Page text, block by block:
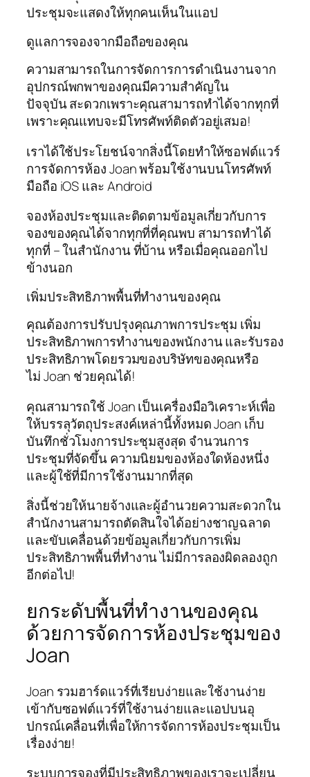
ประชุมจะแสดงให้ทุกคนเห็นในแอป
ดูแลการจองจากมือถือของคุณ
ความสามารถในการจัดการการดำเนินงานจาก
อุปกรณ์พกพาของคุณมีความสำคัญใน
ปัจจุบัน สะดวกเพราะคุณสามารถทำได้จากทุกที่
เพราะคุณแทบจะมีโทรศัพท์ติดตัวอยู่เสมอ!
เราได้ใช้ประโยชน์จากสิ่งนี้โดยทำให้ซอฟต์แวร์
การจัดการห้อง Joan พร้อมใช้งานบนโทรศัพท์
มือถือ iOS และ Android
จองห้องประชุมและติดตามข้อมูลเกี่ยวกับการ
จองของคุณได้จากทุกที่ที่คุณพบ สามารถทำได้
ทุกที่ – ในสำนักงาน ที่บ้าน หรือเมื่อคุณออกไป
ข้างนอก
เพิ่มประสิทธิภาพพื้นที่ทำงานของคุณ
คุณต้องการปรับปรุงคุณภาพการประชุม เพิ่ม
ประสิทธิภาพการทำงานของพนักงาน และรับรอง
ประสิทธิภาพโดยรวมของบริษัทของคุณหรือ
ไม่ Joan ช่วยคุณได้!
คุณสามารถใช้ Joan เป็นเครื่องมือวิเคราะห์เพื่อ
ให้บรรลุวัตถุประสงค์เหล่านี้ทั้งหมด Joan เก็บ
บันทึกชั่วโมงการประชุมสูงสุด จำนวนการ
ประชุมที่จัดขึ้น ความนิยมของห้องใดห้องหนึ่ง
และผู้ใช้ที่มีการใช้งานมากที่สุด
สิ่งนี้ช่วยให้นายจ้างและผู้อำนวยความสะดวกใน
สำนักงานสามารถตัดสินใจได้อย่างชาญฉลาด
และขับเคลื่อนด้วยข้อมูลเกี่ยวกับการเพิ่ม
ประสิทธิภาพพื้นที่ทำงาน ไม่มีการลองผิดลองถูก
อีกต่อไป!
ยกระดับพื้นที่ทำงานของคุณ
ด้วยการจัดการห้องประชุมของ
Joan
Joan รวมฮาร์ดแวร์ที่เรียบง่ายและใช้งานง่าย
เข้ากับซอฟต์แวร์ที่ใช้งานง่ายและแอปบนอุ
ปกรณ์เคลื่อนที่เพื่อให้การจัดการห้องประชุมเป็น
เรื่องง่าย!
ระบบการจองที่มีประสิทธิภาพของเราจะเปลี่ยน